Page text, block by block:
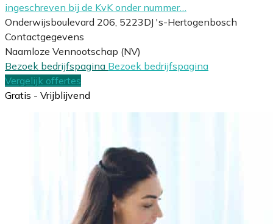
ingeschreven bij de KvK onder nummer…
Onderwijsboulevard 206, 5223DJ 's-Hertogenbosch
Contactgegevens
Naamloze Vennootschap (NV)
Bezoek bedrijfspagina Bezoek bedrijfspagina
Vergelijk offertes
Gratis - Vrijblijvend